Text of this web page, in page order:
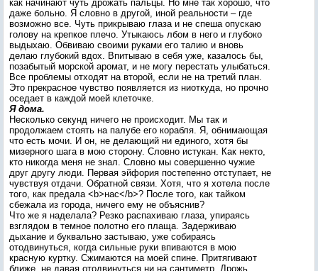
как начинают чуть дрожать пальцы. Но мне так хорошо, что
даже больно. Я словно в другой, иной реальности – где
возможно все. Чуть прикрываю глаза и не спеша опускаю
голову на крепкое плечо. Утыкаюсь лбом в него и глубоко
выдыхаю. Обвиваю своими руками его талию и вновь
делаю глубокий вдох. Впитываю в себя уже, казалось бы,
позабытый морской аромат, и не могу перестать улыбаться.
Все проблемы отходят на второй, если не на третий план.
Это прекрасное чувство появляется из ниоткуда, но прочно
оседает в каждой моей клеточке.
Я дома.
Несколько секунд ничего не происходит. Мы так и
продолжаем стоять на палубе его корабля. Я, обнимающая
что есть мочи. И он, не делающий ни единого, хотя бы
мизерного шага в мою сторону. Словно истукан. Как некто,
кто никогда меня не знал. Словно мы совершенно чужие
друг другу люди. Первая эйфория постепенно отступает, не
чувствуя отдачи. Обратной связи. Хотя, что я хотела после
того, как предала <b>нас</b>? После того, как тайком
сбежала из города, ничего ему не объяснив?
Что же я наделала? Резко распахиваю глаза, упираясь
взглядом в темное полотно его плаща. Задерживаю
дыхание и буквально застываю, уже собираясь
отодвинуться, когда сильные руки впиваются в мою
красную куртку. Сжимаются на моей спине. Притягивают
ближе, не давая отодвинуться ни на сантиметр. Дрожь